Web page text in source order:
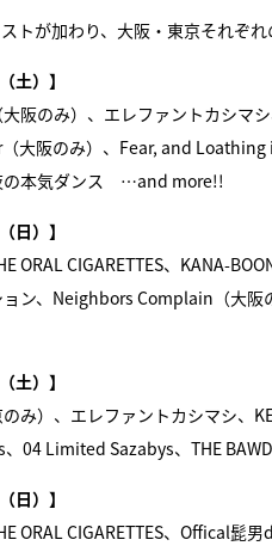
トが加わり、大阪・東京それぞれ
土）】
阪のみ）、エレファントカシマ
大阪のみ）、Fear, and Loathing
の本気ダンス …and more!!
日）】
ORAL CIGARETTES、KANA-
ョン、Neighbors Complain（大
土）】
み）、エレファントカシマシ、
04 Limited Sazabys、THE
日）】
ORAL CIGARETTES、Offical